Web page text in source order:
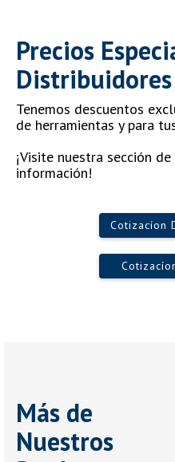
Precios
Tenemos descuentos
de herramientas y para
¡Visite nuestra sección
información!
Cotizacíon
Más de
Nuestros